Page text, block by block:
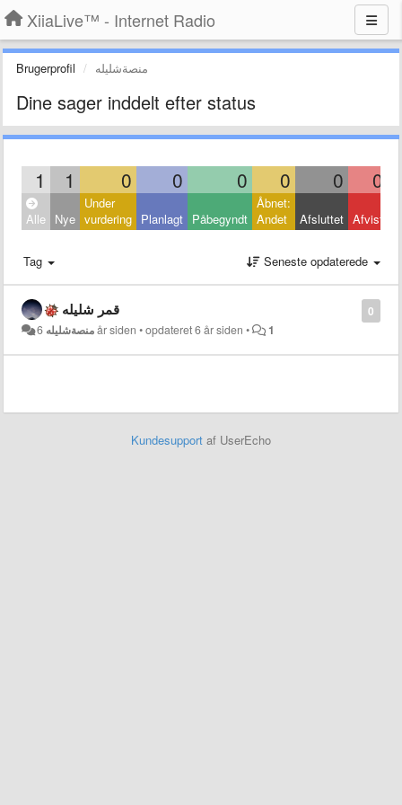
XiiaLive™ - Internet Radio
Brugerprofil منصةشليله
Dine sager inddelt efter status
1 1 0 0 0 0 0 0
Alle Nye
Under
vurdering Planlagt Påbegyndt
Åbnet:
Andet
Afsluttet Afvist
Tag Seneste opdaterede
0 قمر شليله
منصةشليله6 år siden •opdateret6 år siden • 1
Kundesupport af UserEcho